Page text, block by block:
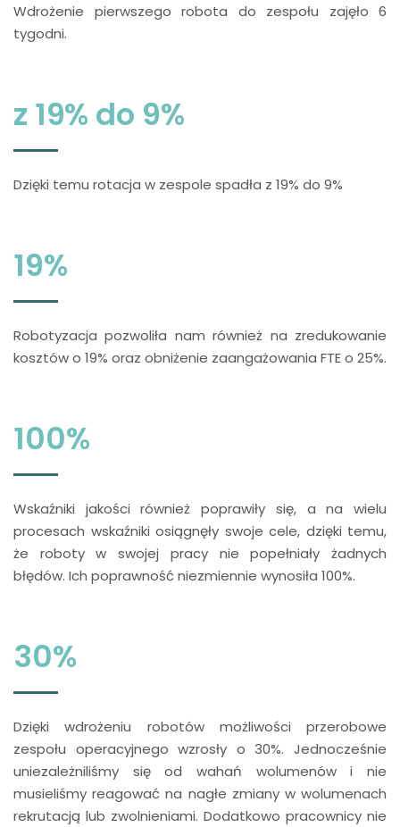
Wdrożenie pierwszego robota do zespołu zajęło 6
tygodni.
z 19% do 9%
Dzięki temu rotacja w zespole spadła z 19% do 9%
19%
Robotyzacja pozwoliła nam również na zredukowanie
kosztów o 19% oraz obniżenie zaangażowania FTE o 25%.
100%
Wskaźniki jakości również poprawiły się, a na wielu
procesach wskaźniki osiągnęły swoje cele, dzięki temu,
że roboty w swojej pracy nie popełniały żadnych
błędów. Ich poprawność niezmiennie wynosiła 100%.
30%
Dzięki wdrożeniu robotów możliwości przerobowe
zespołu operacyjnego wzrosły o 30%. Jednocześnie
uniezależniliśmy się od wahań wolumenów i nie
musieliśmy reagować na nagłe zmiany w wolumenach
rekrutacją lub zwolnieniami. Dodatkowo pracownicy nie